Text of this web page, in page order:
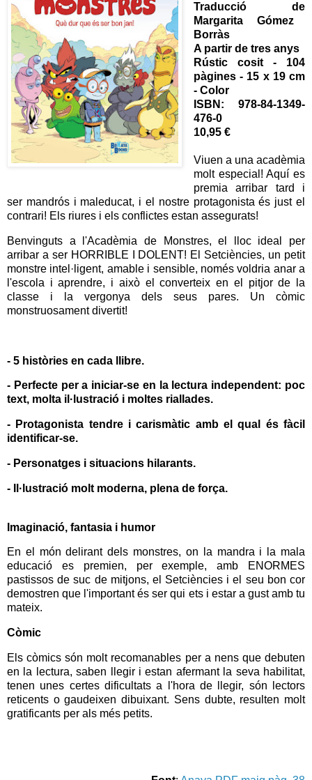
Traducció de
Margarita Gómez
Borràs
A partir de tres anys
Rústic cosit - 104
pàgines - 15 x 19 cm
- Color
ISBN:
978-84-1349-
476-0
10,95 €
Viuen a una acadèmia
molt especial! Aquí es
premia arribar tard i
ser mandrós i maleducat, i el nostre protagonista és just el
contrari! Els riures i els conflictes estan assegurats!
Benvinguts a l'Acadèmia de Monstres, el lloc ideal per
arribar a ser HORRIBLE I DOLENT! El Setciències, un petit
monstre intel·ligent, amable i sensible, només voldria anar a
l'escola i aprendre, i això el converteix en el pitjor de la
classe i la vergonya dels seus pares. Un còmic
monstruosament divertit!
- 5 històries en cada llibre.
- Perfecte per a iniciar-se en la lectura independent: poc
text, molta il·lustració i moltes riallades.
- Protagonista tendre i carismàtic amb el qual és fàcil
identificar-se.
- Personatges i situacions hilarants.
- Il·lustració molt moderna, plena de força.
Imaginació, fantasia i humor
En el món delirant dels monstres, on la mandra i la mala
educació es premien, per exemple, amb ENORMES
pastissos de suc de mitjons, el Setciències i el seu bon cor
demostren que l'important és ser qui ets i estar a gust amb tu
mateix.
Còmic
Els còmics són molt recomanables per a nens que debuten
en la lectura, saben llegir i estan afermant la seva habilitat,
tenen unes certes dificultats a l'hora de llegir, són lectors
reticents o gaudeixen dibuixant. Sens dubte, resulten molt
gratificants per als més petits.